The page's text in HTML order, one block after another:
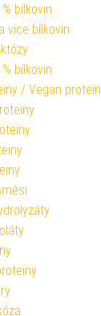
bílkovin
více bílkovin
bílkovin
/ Vegan protein